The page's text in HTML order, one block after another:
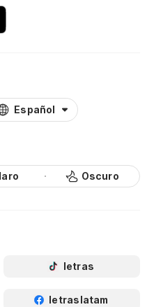
Español
Oscuro
letras
letraslatam